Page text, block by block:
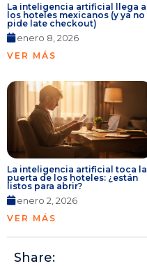
La inteligencia artificial llega a
los hoteles mexicanos (y ya no
pide late checkout)
enero 8, 2026
VER MÁS
La inteligencia artificial toca la
puerta de los hoteles: ¿están
listos para abrir?
enero 2, 2026
VER MÁS
Share: